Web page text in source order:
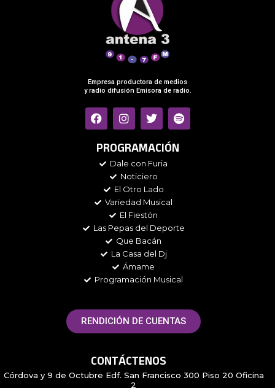
Empresa productora de medios
y radio difusión Emisora de radio.
F
a
e
o
I
n
t
g
r
a
m
T
w
t
e
r
S
p
t
PROGRAMACIÓN
Dale con Furia
Noticiero
El Otro Lado
Variedad Musical
El Fiestón
Las Pepas del Deporte
Que Bacán
La Casa del Dj
Ámame
Programación Musical
RENDICIÓN DE CUENTAS
CONTÁCTENOS
Córdova y 9 de Octubre Edf. San Francisco 300 Piso 20 Oficina
2